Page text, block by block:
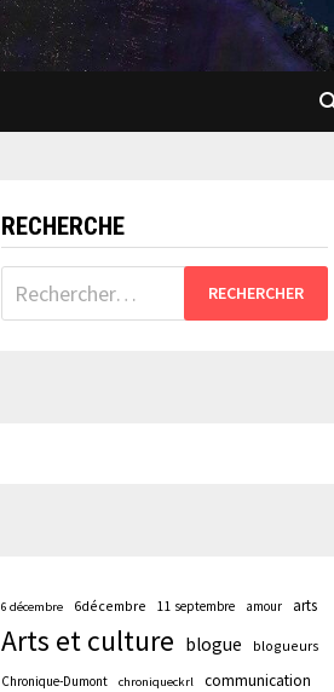
RECHERCHE
Rechercher :
6 décembre 6décembre 11 septembre amour arts
Arts et culture blogue blogueurs
Chronique-Dumont chroniqueckrl communication